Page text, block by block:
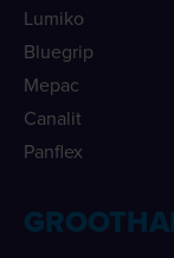
Lumiko
Bluegrip
Mepac
Canalit
Panflex